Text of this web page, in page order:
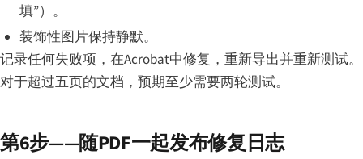
填”）。
装饰性图片保持静默。
记录任何失败项，在Acrobat中修复，重新导出并重新测试。
对于超过五页的文档，预期至少需要两轮测试。
第6步——随PDF一起发布修复日志